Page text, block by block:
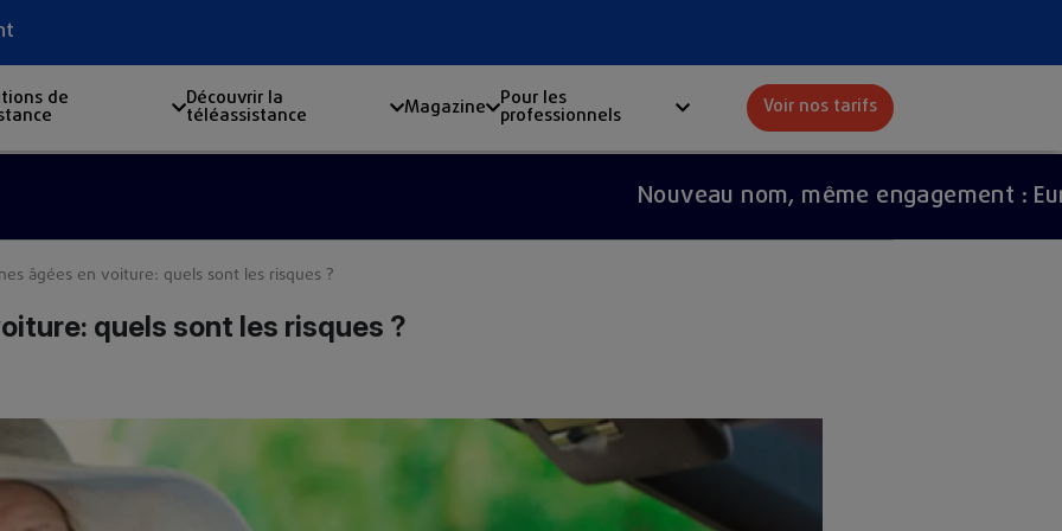
de Découvrir la
téléassistance Magazine Pour les
professionnels Voir nos tarifs
Nouveau nom, même engagement : Europ
âgées en voiture: quels sont les risques ?
quels sont les risques ?